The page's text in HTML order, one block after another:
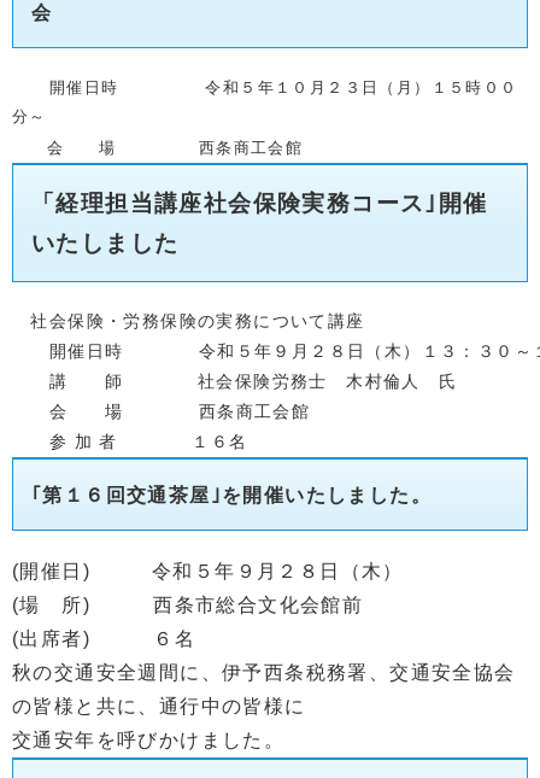
会
開催日時 令和５年１０月２３日（月）１５時００
分～
会 場 西条商工会館
「経理担当講座社会保険実務コース｣開催
いたしました
社会保険・労務保険の実務について講座
開催日時　　　   令和５年９月２８日（木）１３：３０～
講 師 社会保険労務士 木村倫人 氏
会 場 西条商工会館
参 加 者　　　　１６名
｢第１６回交通茶屋｣を開催いたしました。
(開催日) 令和５年９月２８日（木）
(場 所) 西条市総合文化会館前
(出席者) ６名
秋の交通安全週間に、伊予西条税務署、交通安全協会
の皆様と共に、通行中の皆様に
交通安年を呼びかけました。